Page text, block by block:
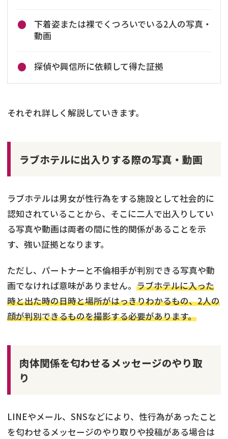
下着姿または裸でくつろいでいる2人の写真・
動画
探偵や興信所に依頼して得た証拠
それぞれ詳しく解説していきます。
ラブホテルに出入りする際の写真・動画
ラブホテルは男女が性行為をする施設として社会的に
認知されていることから、そこに二人で出入りしてい
る写真や動画は両者の間に性的関係があることを示
す、強い証拠となります。
ただし、パートナーと不倫相手が判別できる写真や動
画でなければ意味がありません。 ラブホテルに入った
時と出た時の日時と場所がはっきりわかるもの、2人の
顔が判別できるものを撮影する必要があります。
肉体関係を匂わせるメッセージのやり取
り
LINEやメール、SNSなどにより、性行為があったこと
を匂わせるメッセージのやり取りや投稿がある場合は